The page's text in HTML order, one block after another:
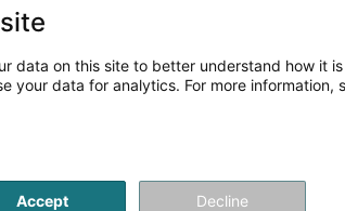
data on this site to better understand how it
your data for analytics. For more information,
Accept Decline